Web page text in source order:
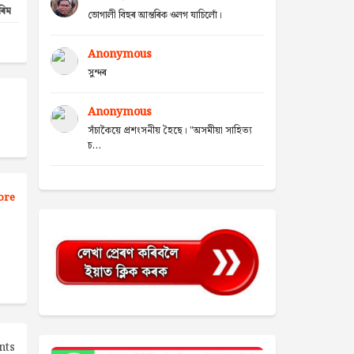
ভোগালী বিহুৰ আন্তৰিক ওলগ যাচিলোঁ।
Anonymous
সুন্দৰ
Anonymous
সঁচাকৈয়ে প্ৰশংসনীয় হৈছে। "অসমীয়া সাহিত্য
চ...